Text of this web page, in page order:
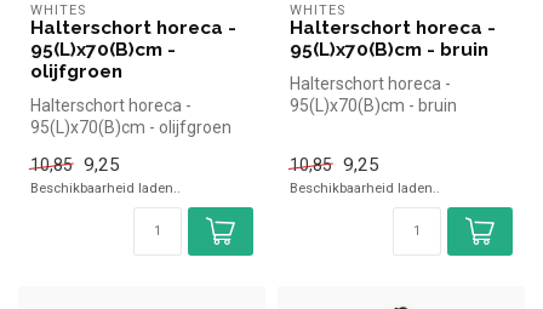
WHITES
Halterschort horeca -
95(L)x70(B)cm -
olijfgroen
Halterschort horeca -
95(L)x70(B)cm - olijfgroen
vo...
10,85 9,25
Beschikbaarheid laden..
WHITES
Halterschort horeca -
95(L)x70(B)cm - bruin
Halterschort horeca -
95(L)x70(B)cm - bruin
10,85 9,25
Beschikbaarheid laden..